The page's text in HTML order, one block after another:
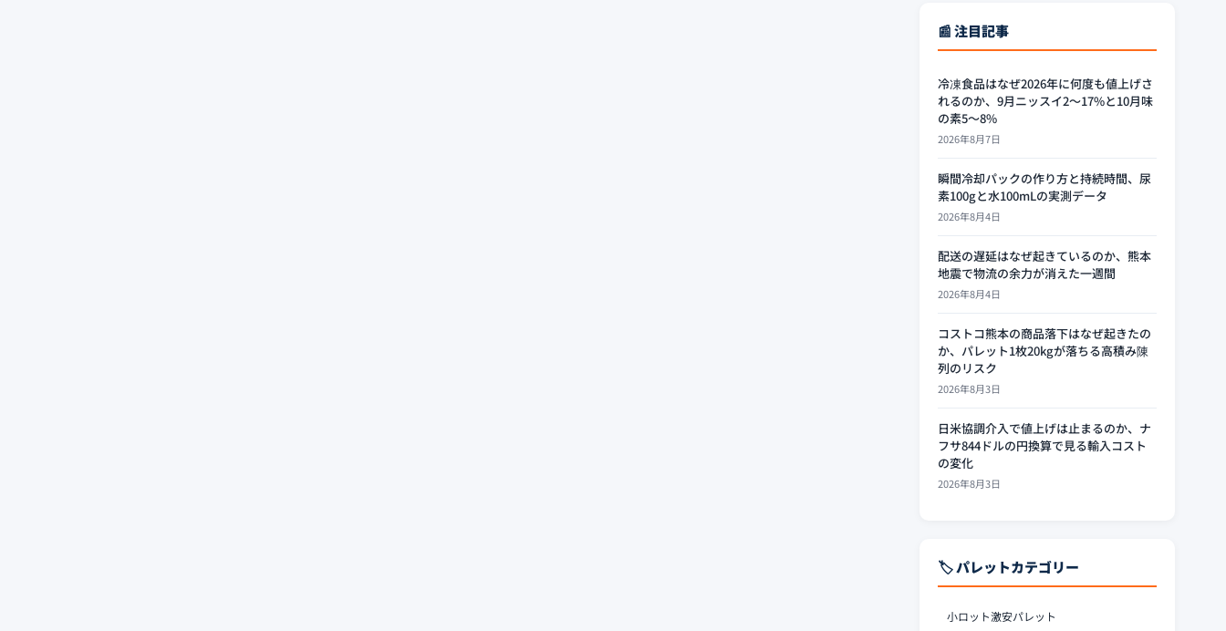
📰 注目記事
冷凍食品はなぜ2026年に何度も値上げさ
れるのか、9月ニッスイ2〜17%と10月味
の素5〜8%
2026年8月7日
瞬間冷却パックの作り方と持続時間、尿
素100gと水100mLの実測データ
2026年8月4日
配送の遅延はなぜ起きているのか、熊本
地震で物流の余力が消えた一週間
2026年8月4日
コストコ熊本の商品落下はなぜ起きたの
か、パレット1枚20kgが落ちる高積み陳
列のリスク
2026年8月3日
日米協調介入で値上げは止まるのか、ナ
フサ844ドルの円換算で見る輸入コスト
の変化
2026年8月3日
🏷️ パレットカテゴリー
小ロット激安パレット